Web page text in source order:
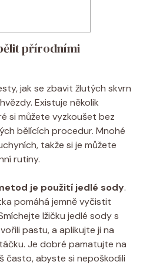
přírodními
jak se zbavit žlutých skvrn
Existuje několik
si můžete vyzkoušet bez
bělících procedur. Mnohé
takže si je můžete
rutiny.
je použití jedlé sody.
pomáhá jemně vyčistit
lžičku jedlé sody s
pastu, a aplikujte ji na
Je dobré pamatujte na
často, abyste si nepoškodili